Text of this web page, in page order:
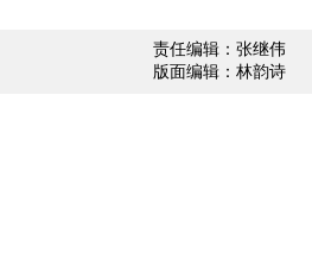
责任编辑：张继伟
版面编辑：林韵诗